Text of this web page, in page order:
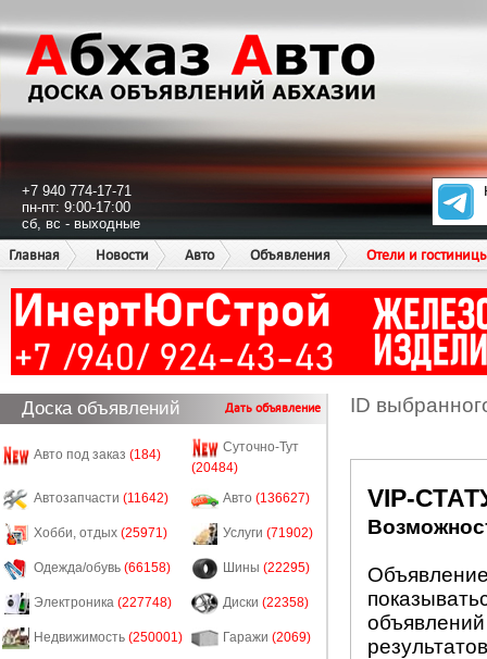
+7 940 774-17-71
пн-пт: 9:00-17:00
сб, вс - выходные
Главная
Новости Авто Объявления Отели и
Доска объявлений Дать объявление
Авто под заказ (184)
Суточно-Тут
(20484)
Автозапчасти (11642) Авто (136627)
Хобби, отдых (25971) Услуги (71902)
Одежда/обувь (66158) Шины (22295)
Электроника (227748) Диски (22358)
Недвижимость (250001) Гаражи (2069)
ID
VIP-